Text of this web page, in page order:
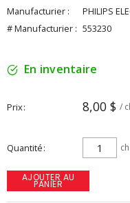
Manufacturier :
PHILIPS
# Manufacturier : 553230
En inventaire
Prix 8,00 $ /
Quantité ch
AJOUTER AU
PANIER